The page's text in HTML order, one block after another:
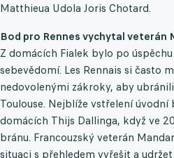
Matthieua Udola Joris Chotard.
Bod pro Rennes vychytal veterán
Z domácích Fialek bylo po
sebevědomí. Les Rennais si často
nedovolenými zákroky, aby
Toulouse. Nejblíže vstřelení
domácích Thijs Dallinga, když ve
bránu. Francouzský veterán
situaci s přehledem vyřešit a